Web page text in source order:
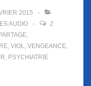
2015
AUDIO
2
PARTAGE,
, VIOL, VENGEANCE,
, PSYCHIATRIE